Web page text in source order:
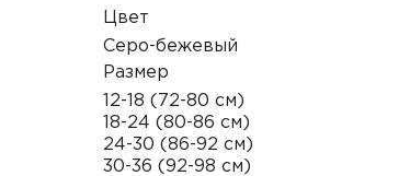
Цвет
Серо-бежевый
Размер
12-18 (72-80 см)
18-24 (80-86 см)
24-30 (86-92 см)
30-36 (92-98 см)